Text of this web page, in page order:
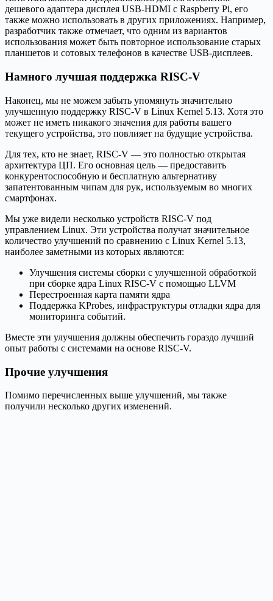
дешевого адаптера дисплея USB-HDMI с Raspberry Pi, его
также можно использовать в других приложениях. Например,
разработчик также отмечает, что одним из вариантов
использования может быть повторное использование старых
планшетов и сотовых телефонов в качестве USB-дисплеев.
Намного лучшая поддержка RISC-V
Наконец, мы не можем забыть упомянуть значительно
улучшенную поддержку RISC-V в Linux Kernel 5.13. Хотя это
может не иметь никакого значения для работы вашего
текущего устройства, это повлияет на будущие устройства.
Для тех, кто не знает, RISC-V — это полностью открытая
архитектура ЦП. Его основная цель — предоставить
конкурентоспособную и бесплатную альтернативу
запатентованным чипам для рук, используемым во многих
смартфонах.
Мы уже видели несколько устройств RISC-V под
управлением Linux. Эти устройства получат значительное
количество улучшений по сравнению с Linux Kernel 5.13,
наиболее заметными из которых являются:
Улучшения системы сборки с улучшенной обработкой
при сборке ядра Linux RISC-V с помощью LLVM
Перестроенная карта памяти ядра
Поддержка KProbes, инфраструктуры отладки ядра для
мониторинга событий.
Вместе эти улучшения должны обеспечить гораздо лучший
опыт работы с системами на основе RISC-V.
Прочие улучшения
Помимо перечисленных выше улучшений, мы также
получили несколько других изменений.